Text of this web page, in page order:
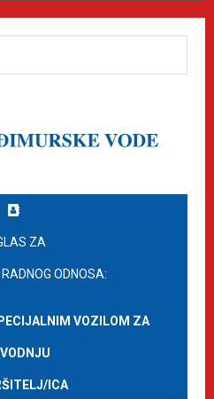
ZA
ODNOSA:
VOZILOM ZA
ICA